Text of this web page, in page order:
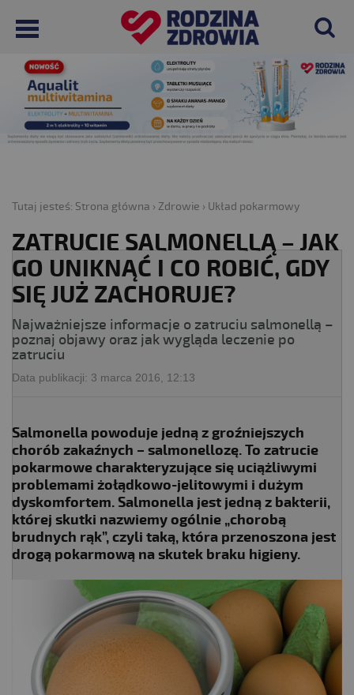
Tutaj jesteś: Strona główna › Zdrowie › Układ pokarmowy
ZATRUCIE SALMONELLĄ – JAK
GO UNIKNĄĆ I CO ROBIĆ, GDY
SIĘ JUŻ ZACHORUJE?
Najważniejsze informacje o zatruciu salmonellą –
poznaj objawy oraz jak wygląda leczenie po
zatruciu
Data publikacji: 3 marca 2016, 12:13
Salmonella powoduje jedną z groźniejszych
chorób zakaźnych – salmonellozę. To zatrucie
pokarmowe charakteryzujące się uciążliwymi
problemami żołądkowo-jelitowymi i dużym
dyskomfortem. Salmonella jest jedną z bakterii,
której skutki nazwiemy ogólnie „chorobą
brudnych rąk”, czyli taką, która przenoszona jest
drogą pokarmową na skutek braku higieny.